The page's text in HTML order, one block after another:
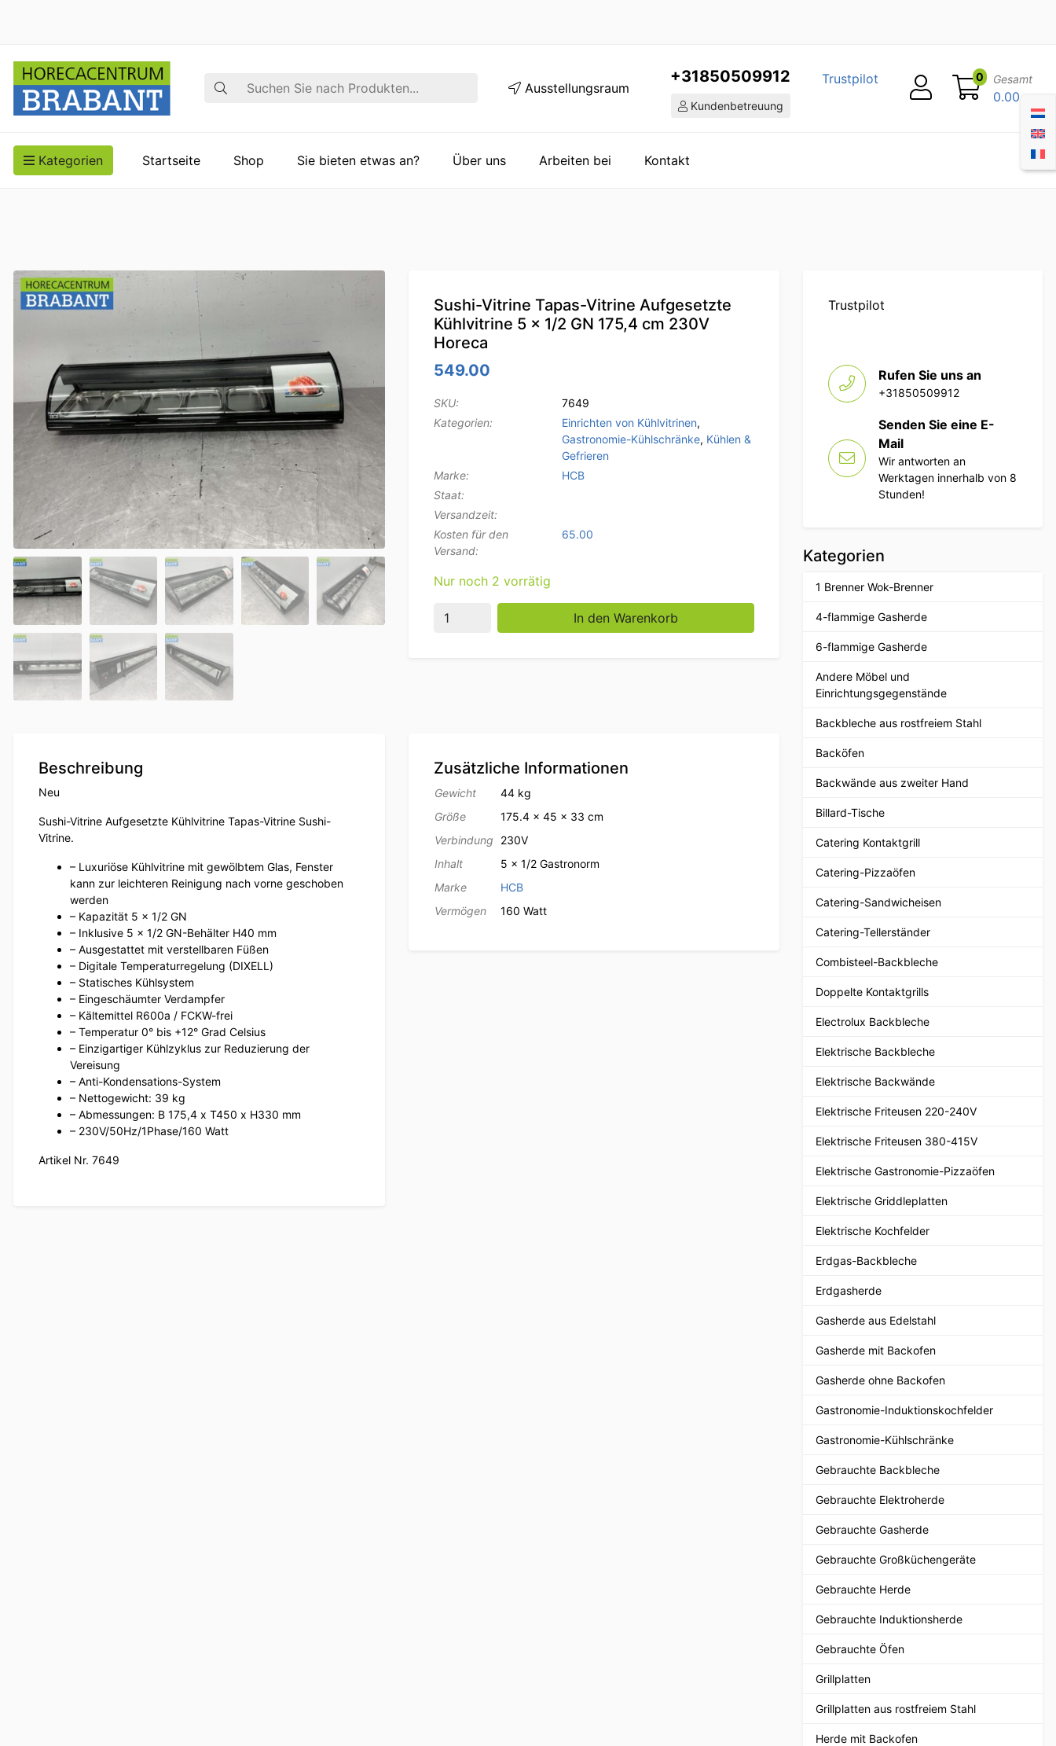
Suche Ausstellungsraum
+31850509912
Kundenbetreuung
Trustpilot 0 Gesamt
0.00
Kategorien Startseite Shop Sie bieten etwas an? Über uns Arbeiten bei Kontakt
Sushi-Vitrine Tapas-Vitrine Aufgesetzte
Kühlvitrine 5 x 1/2 GN 175,4 cm 230V
Horeca
549.00
SKU:
7649
Kategorien:
Einrichten von Kühlvitrinen,
Gastronomie-Kühlschränke, Kühlen &
Gefrieren
Marke:
HCB
Staat:
Versandzeit:
Kosten für den
Versand:
65.00
Nur noch 2 vorrätig
Sushi-Vitrine Tapas-Vitrine Aufgesetzte Kühlvitrine 5 x 1/2 GN 175,4 cm 230V Horeca Menge
In den Warenkorb
Beschreibung
Neu
Sushi-Vitrine Aufgesetzte Kühlvitrine Tapas-Vitrine Sushi-
Vitrine.
– Luxuriöse Kühlvitrine mit gewölbtem Glas, Fenster
kann zur leichteren Reinigung nach vorne geschoben
werden
– Kapazität 5 x 1/2 GN
– Inklusive 5 x 1/2 GN-Behälter H40 mm
– Ausgestattet mit verstellbaren Füßen
– Digitale Temperaturregelung (DIXELL)
– Statisches Kühlsystem
– Eingeschäumter Verdampfer
– Kältemittel R600a / FCKW-frei
– Temperatur 0° bis +12° Grad Celsius
– Einzigartiger Kühlzyklus zur Reduzierung der
Vereisung
– Anti-Kondensations-System
– Nettogewicht: 39 kg
– Abmessungen: B 175,4 x T450 x H330 mm
– 230V/50Hz/1Phase/160 Watt
Artikel Nr. 7649
Zusätzliche Informationen
Gewicht
44 kg
Größe
175.4 × 45 × 33 cm
Verbindung
230V
Inhalt
5 x 1/2 Gastronorm
Marke
HCB
Vermögen
160 Watt
Trustpilot
Rufen Sie uns an
+31850509912
Senden Sie eine E-
Mail
Wir antworten an
Werktagen innerhalb von 8
Stunden!
Kategorien
1 Brenner Wok-Brenner
4-flammige Gasherde
6-flammige Gasherde
Andere Möbel und
Einrichtungsgegenstände
Backbleche aus rostfreiem Stahl
Backöfen
Backwände aus zweiter Hand
Billard-Tische
Catering Kontaktgrill
Catering-Pizzaöfen
Catering-Sandwicheisen
Catering-Tellerständer
Combisteel-Backbleche
Doppelte Kontaktgrills
Electrolux Backbleche
Elektrische Backbleche
Elektrische Backwände
Elektrische Friteusen 220-240V
Elektrische Friteusen 380-415V
Elektrische Gastronomie-Pizzaöfen
Elektrische Griddleplatten
Elektrische Kochfelder
Erdgas-Backbleche
Erdgasherde
Gasherde aus Edelstahl
Gasherde mit Backofen
Gasherde ohne Backofen
Gastronomie-Induktionskochfelder
Gastronomie-Kühlschränke
Gebrauchte Backbleche
Gebrauchte Elektroherde
Gebrauchte Gasherde
Gebrauchte Großküchengeräte
Gebrauchte Herde
Gebrauchte Induktionsherde
Gebrauchte Öfen
Grillplatten
Grillplatten aus rostfreiem Stahl
Herde mit Backofen